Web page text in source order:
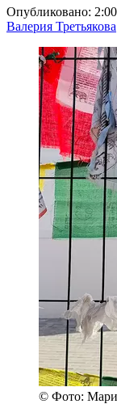
Опубликовано:
Валерия Третьякова
© Фото: